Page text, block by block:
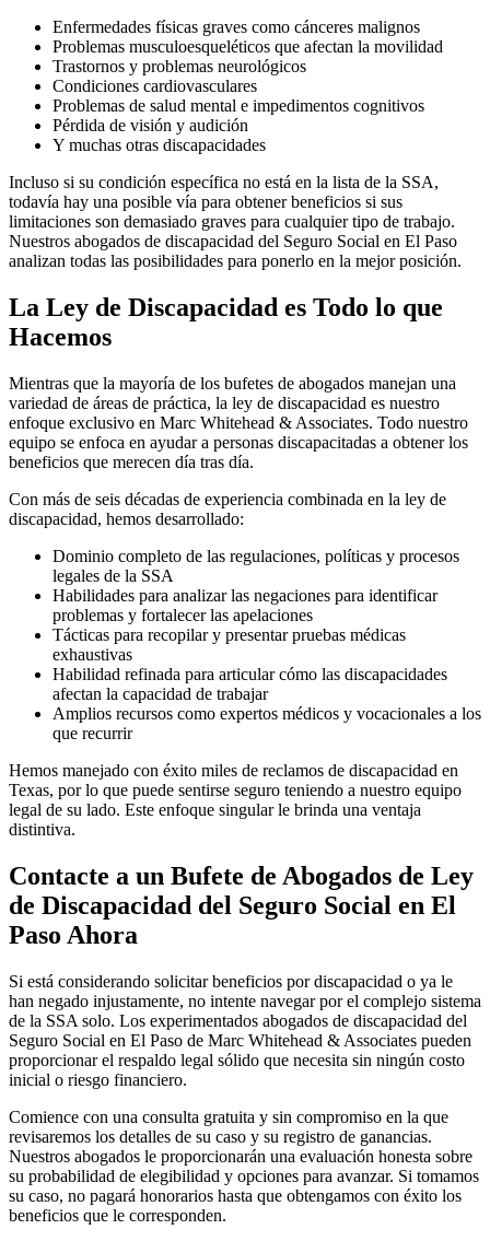
Enfermedades físicas graves como cánceres malignos
Problemas musculoesqueléticos que afectan la movilidad
Trastornos y problemas neurológicos
Condiciones cardiovasculares
Problemas de salud mental e impedimentos cognitivos
Pérdida de visión y audición
Y muchas otras discapacidades
Incluso si su condición específica no está en la lista de la SSA,
todavía hay una posible vía para obtener beneficios si sus
limitaciones son demasiado graves para cualquier tipo de trabajo.
Nuestros abogados de discapacidad del Seguro Social en El Paso
analizan todas las posibilidades para ponerlo en la mejor posición.
La Ley de Discapacidad es Todo lo que
Hacemos
Mientras que la mayoría de los bufetes de abogados manejan una
variedad de áreas de práctica, la ley de discapacidad es nuestro
enfoque exclusivo en Marc Whitehead & Associates. Todo nuestro
equipo se enfoca en ayudar a personas discapacitadas a obtener los
beneficios que merecen día tras día.
Con más de seis décadas de experiencia combinada en la ley de
discapacidad, hemos desarrollado:
Dominio completo de las regulaciones, políticas y procesos
legales de la SSA
Habilidades para analizar las negaciones para identificar
problemas y fortalecer las apelaciones
Tácticas para recopilar y presentar pruebas médicas
exhaustivas
Habilidad refinada para articular cómo las discapacidades
afectan la capacidad de trabajar
Amplios recursos como expertos médicos y vocacionales a los
que recurrir
Hemos manejado con éxito miles de reclamos de discapacidad en
Texas, por lo que puede sentirse seguro teniendo a nuestro equipo
legal de su lado. Este enfoque singular le brinda una ventaja
distintiva.
Contacte a un Bufete de Abogados de Ley
de Discapacidad del Seguro Social en El
Paso Ahora
Si está considerando solicitar beneficios por discapacidad o ya le
han negado injustamente, no intente navegar por el complejo sistema
de la SSA solo. Los experimentados abogados de discapacidad del
Seguro Social en El Paso de Marc Whitehead & Associates pueden
proporcionar el respaldo legal sólido que necesita sin ningún costo
inicial o riesgo financiero.
Comience con una consulta gratuita y sin compromiso en la que
revisaremos los detalles de su caso y su registro de ganancias.
Nuestros abogados le proporcionarán una evaluación honesta sobre
su probabilidad de elegibilidad y opciones para avanzar. Si tomamos
su caso, no pagará honorarios hasta que obtengamos con éxito los
beneficios que le corresponden.